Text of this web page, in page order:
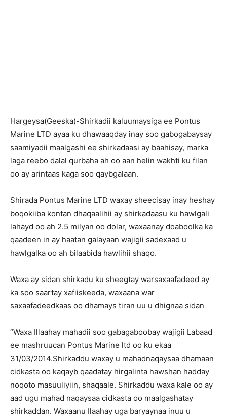
Hargeysa(Geeska)-Shirkadii kaluumaysiga ee Pontus
Marine LTD ayaa ku dhawaaqday inay soo gabogabaysay
saamiyadii maalgashi ee shirkadaasi ay baahisay, marka
laga reebo dalal qurbaha ah oo aan helin wakhti ku filan
oo ay arintaas kaga soo qaybgalaan.
Shirada Pontus Marine LTD waxay sheecisay inay heshay
boqokiiba kontan dhaqaalihii ay shirkadaasu ku hawlgali
lahayd oo ah 2.5 milyan oo dolar, waxaanay doaboolka ka
qaadeen in ay haatan galayaan wajigii sadexaad u
hawlgalka oo ah bilaabida hawlihii shaqo.
Waxa ay sidan shirkadu ku sheegtay warsaxaafadeed ay
ka soo saartay xafiiskeeda, waxaana war
saxaafadeedkaas oo dhamays tiran uu u dhignaa sidan
“Waxa Illaahay mahadii soo gabagaboobay wajigii Labaad
ee mashruucan Pontus Marine ltd oo ku ekaa
31/03/2014.Shirkaddu waxay u mahadnaqaysaa dhamaan
cidkasta oo kaqayb qaadatay hirgalinta hawshan hadday
noqoto masuuliyiin, shaqaale. Shirkaddu waxa kale oo ay
aad ugu mahad naqaysaa cidkasta oo maalgashatay
shirkaddan. Waxaanu Ilaahay uga baryaynaa inuu u